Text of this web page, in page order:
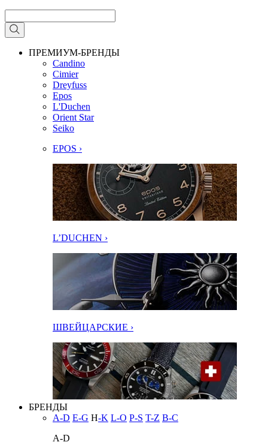
ПРЕМИУМ-БРЕНДЫ
Candino
Cimier
Dreyfuss
Epos
L'Duchen
Orient Star
Seiko
EPOS ›
L’DUCHEN ›
ШВЕЙЦАРСКИЕ ›
БРЕНДЫ
A-D E-G H-K L-O P-S T-Z В-С
A-D